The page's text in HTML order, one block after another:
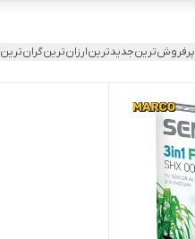
پرفروش‌ترینجدیدترینارزان‌ترینگران‌ترین